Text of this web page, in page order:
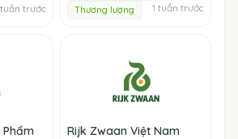
tuần trước
Thương lượng
1 tuần trước
Phẩm
Rijk Zwaan Việt Nam